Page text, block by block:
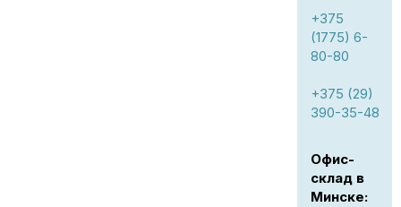
+375
(1775) 6-
80-80
+375 (29)
390-35-48
Офис-
склад в
Минске: